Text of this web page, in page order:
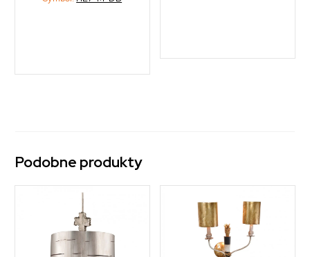
Podobne produkty